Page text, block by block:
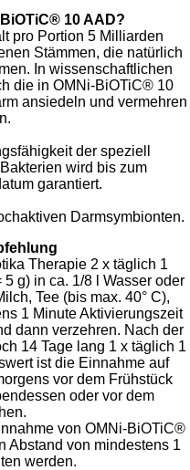
10 AAD?
pro Portion 5 Milliarden
Stämmen, die natürlich
In wissenschaftlichen
die in OMNi-BiOTiC® 10
ansiedeln und vermehren
der speziell
wird bis zum
garantiert.
Darmsymbionten.
Therapie 2 x täglich 1
g) in ca. 1/8 l Wasser oder
Tee (bis max. 40° C),
1 Minute Aktivierungszeit
dann verzehren. Nach der
14 Tage lang 1 x täglich 1
ist die Einnahme auf
vor dem Frühstück
oder vor dem
von OMNi-BiOTiC®
Abstand von mindestens 1
werden.